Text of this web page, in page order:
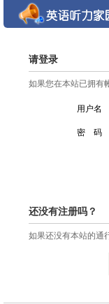
请登录
如果您在本站已拥有
用户名
密 码
还没有注册吗？
如果还没有本站的通